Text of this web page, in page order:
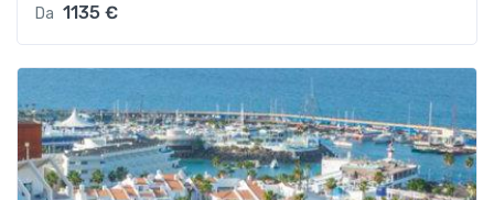
Da 1135 €